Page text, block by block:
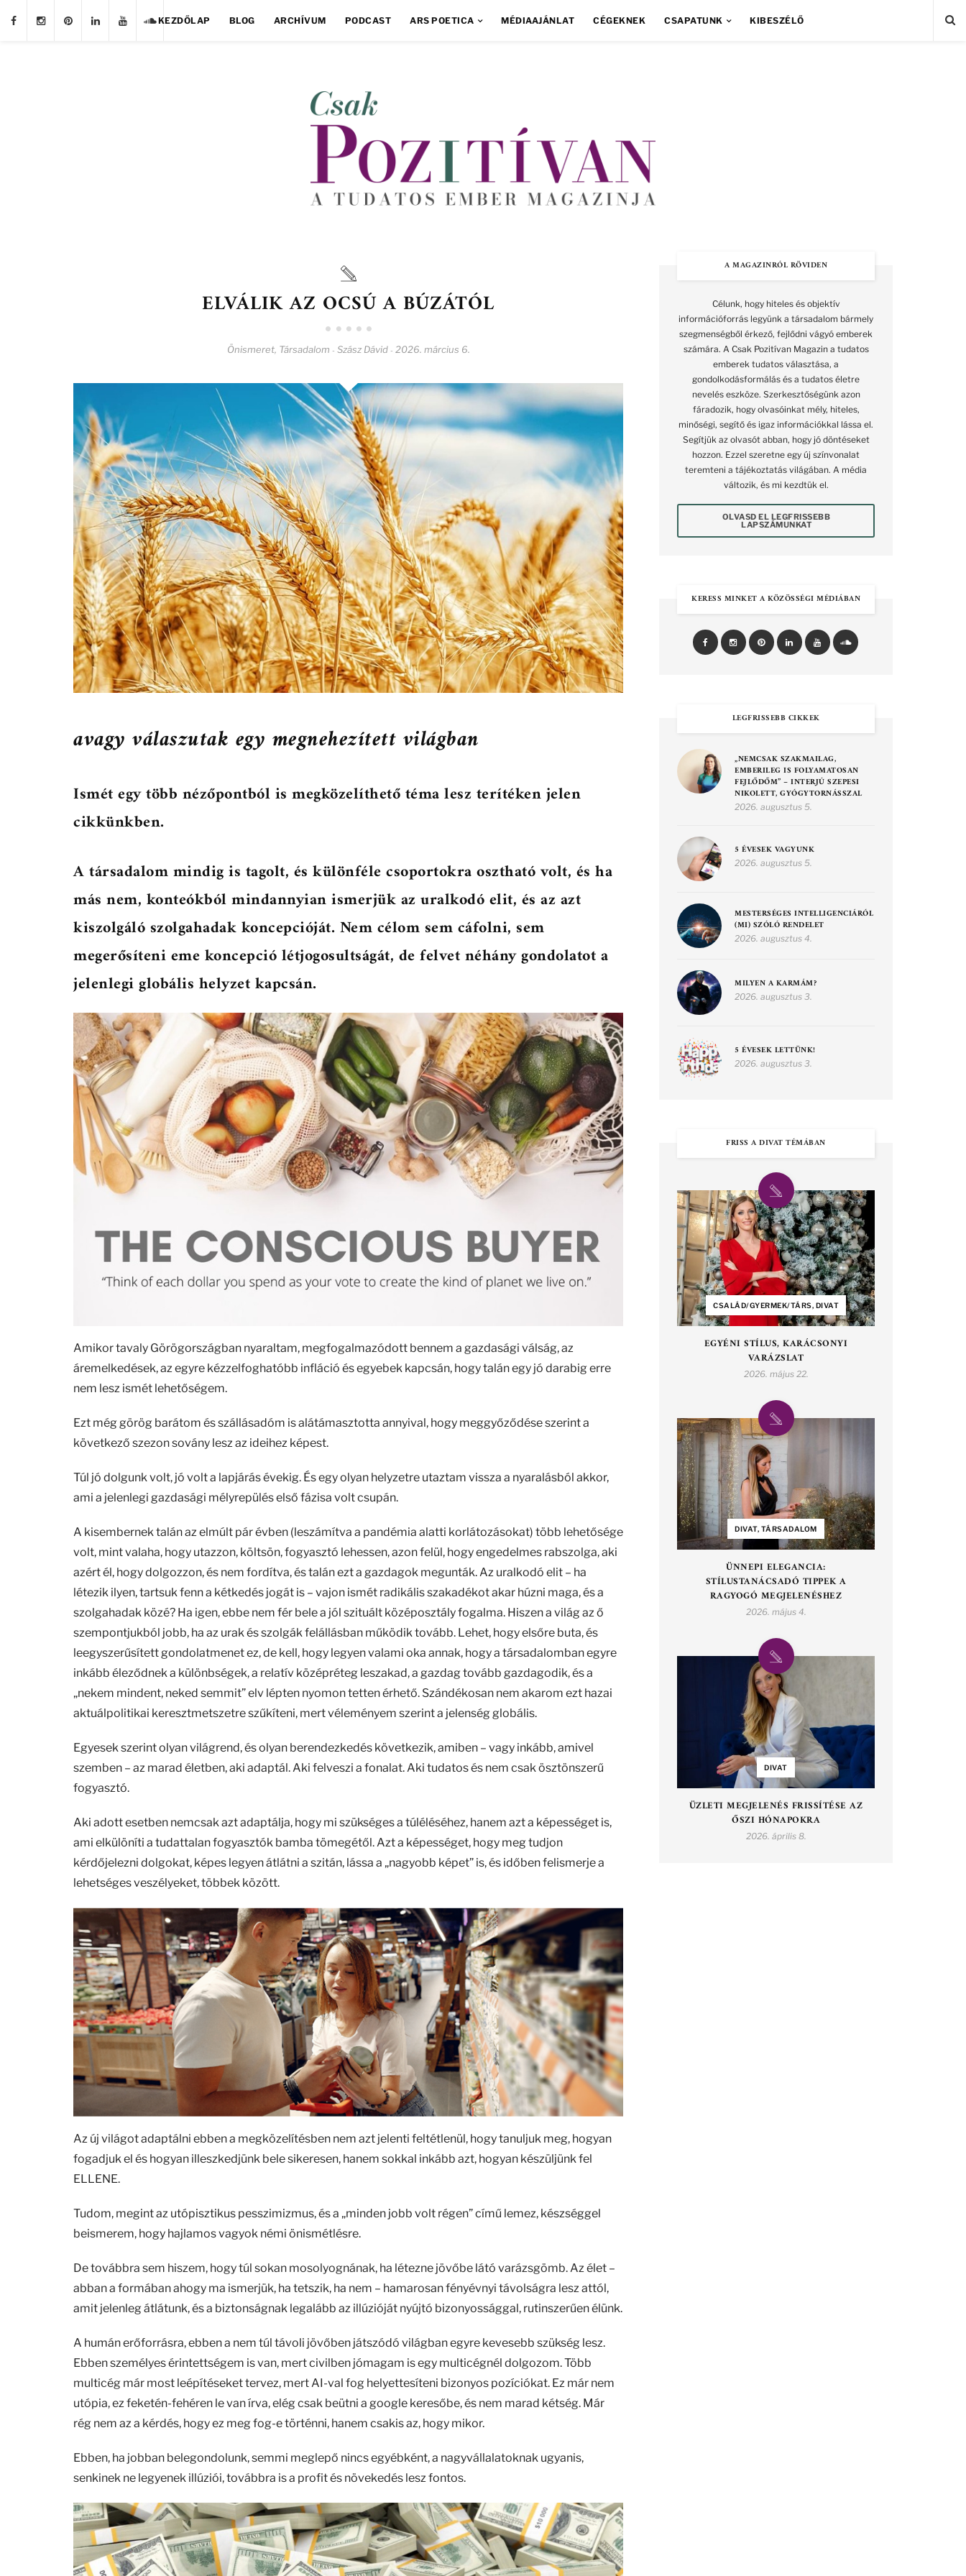
KEZDŐLAP BLOG ARCHÍVUM PODCAST ARS POETICA MÉDIAAJÁNLAT CÉGEKNEK CSAPATUNK KIBESZÉLŐ
ELVÁLIK AZ OCSÚ A BÚZÁTÓL
Önismeret, Társadalom - Szász Dávid - 2026. március 6.
avagy válaszutak egy megnehezített világban
Ismét egy több nézőpontból is megközelíthető téma lesz terítéken jelen
cikkünkben.
A társadalom mindig is tagolt, és különféle csoportokra osztható volt, és ha
más nem, konteókból mindannyian ismerjük az uralkodó elit, és az azt
kiszolgáló szolgahadak koncepcióját. Nem célom sem cáfolni, sem
megerősíteni eme koncepció létjogosultságát, de felvet néhány gondolatot a
jelenlegi globális helyzet kapcsán.
Amikor tavaly Görögországban nyaraltam, megfogalmazódott bennem a gazdasági válság, az
áremelkedések, az egyre kézzelfoghatóbb infláció és egyebek kapcsán, hogy talán egy jó darabig erre
nem lesz ismét lehetőségem.
Ezt még görög barátom és szállásadóm is alátámasztotta annyival, hogy meggyőződése szerint a
következő szezon sovány lesz az ideihez képest.
Túl jó dolgunk volt, jó volt a lapjárás évekig. És egy olyan helyzetre utaztam vissza a nyaralásból akkor,
ami a jelenlegi gazdasági mélyrepülés első fázisa volt csupán.
A kisembernek talán az elmúlt pár évben (leszámítva a pandémia alatti korlátozásokat) több lehetősége
volt, mint valaha, hogy utazzon, költsön, fogyasztó lehessen, azon felül, hogy engedelmes rabszolga, aki
azért él, hogy dolgozzon, és nem fordítva, és talán ezt a gazdagok megunták. Az uralkodó elit – ha
létezik ilyen, tartsuk fenn a kétkedés jogát is – vajon ismét radikális szakadékot akar húzni maga, és a
szolgahadak közé? Ha igen, ebbe nem fér bele a jól szituált középosztály fogalma. Hiszen a világ az ő
szempontjukból jobb, ha az urak és szolgák felállásban működik tovább. Lehet, hogy elsőre buta, és
leegyszerűsített gondolatmenet ez, de kell, hogy legyen valami oka annak, hogy a társadalomban egyre
inkább éleződnek a különbségek, a relatív középréteg leszakad, a gazdag tovább gazdagodik, és a
„nekem mindent, neked semmit” elv lépten nyomon tetten érhető. Szándékosan nem akarom ezt hazai
aktuálpolitikai keresztmetszetre szűkíteni, mert véleményem szerint a jelenség globális.
Egyesek szerint olyan világrend, és olyan berendezkedés következik, amiben – vagy inkább, amivel
szemben – az marad életben, aki adaptál. Aki felveszi a fonalat. Aki tudatos és nem csak ösztönszerű
fogyasztó.
Aki adott esetben nemcsak azt adaptálja, hogy mi szükséges a túléléséhez, hanem azt a képességet is,
ami elkülöníti a tudattalan fogyasztók bamba tömegétől. Azt a képességet, hogy meg tudjon
kérdőjelezni dolgokat, képes legyen átlátni a szitán, lássa a „nagyobb képet” is, és időben felismerje a
lehetséges veszélyeket, többek között.
Az új világot adaptálni ebben a megközelítésben nem azt jelenti feltétlenül, hogy tanuljuk meg, hogyan
fogadjuk el és hogyan illeszkedjünk bele sikeresen, hanem sokkal inkább azt, hogyan készüljünk fel
ELLENE.
Tudom, megint az utópisztikus pesszimizmus, és a „minden jobb volt régen” című lemez, készséggel
beismerem, hogy hajlamos vagyok némi önismétlésre.
De továbbra sem hiszem, hogy túl sokan mosolyognának, ha létezne jövőbe látó varázsgömb. Az élet –
abban a formában ahogy ma ismerjük, ha tetszik, ha nem – hamarosan fényévnyi távolságra lesz attól,
amit jelenleg átlátunk, és a biztonságnak legalább az illúzióját nyújtó bizonyossággal, rutinszerűen élünk.
A humán erőforrásra, ebben a nem túl távoli jövőben játszódó világban egyre kevesebb szükség lesz.
Ebben személyes érintettségem is van, mert civilben jómagam is egy multicégnél dolgozom. Több
multicég már most leépítéseket tervez, mert AI-val fog helyettesíteni bizonyos pozíciókat. Ez már nem
utópia, ez feketén-fehéren le van írva, elég csak beütni a google keresőbe, és nem marad kétség. Már
rég nem az a kérdés, hogy ez meg fog-e történni, hanem csakis az, hogy mikor.
Ebben, ha jobban belegondolunk, semmi meglepő nincs egyébként, a nagyvállalatoknak ugyanis,
senkinek ne legyenek illúziói, továbbra is a profit és növekedés lesz fontos.
A MAGAZINRÓL RÖVIDEN
Célunk, hogy hiteles és objektív
információforrás legyünk a társadalom bármely
szegmenségből érkező, fejlődni vágyó emberek
számára. A Csak Pozitívan Magazin a tudatos
emberek tudatos választása, a
gondolkodásformálás és a tudatos életre
nevelés eszköze. Szerkesztőségünk azon
fáradozik, hogy olvasóinkat mély, hiteles,
minőségi, segítő és igaz információkkal lássa el.
Segítjük az olvasót abban, hogy jó döntéseket
hozzon. Ezzel szeretne egy új színvonalat
teremteni a tájékoztatás világában. A média
változik, és mi kezdtük el.
OLVASD EL LEGFRISSEBB
LAPSZÁMUNKAT
KERESS MINKET A KÖZÖSSÉGI MÉDIÁBAN
LEGFRISSEBB CIKKEK
„NEMCSAK SZAKMAILAG,
EMBERILEG IS FOLYAMATOSAN
FEJLŐDŐM” – INTERJÚ SZEPESI
NIKOLETT, GYÓGYTORNÁSSZAL
2026. augusztus 5.
5 ÉVESEK VAGYUNK
2026. augusztus 5.
MESTERSÉGES INTELLIGENCIÁRÓL
(MI) SZÓLÓ RENDELET
2026. augusztus 4.
MILYEN A KARMÁM?
2026. augusztus 3.
5 ÉVESEK LETTÜNK!
2026. augusztus 3.
FRISS A DIVAT TÉMÁBAN
CSALÁD/GYERMEK/TÁRS, DIVAT
EGYÉNI STÍLUS, KARÁCSONYI
VARÁZSLAT
2026. május 22.
DIVAT, TÁRSADALOM
ÜNNEPI ELEGANCIA:
STÍLUSTANÁCSADÓ TIPPEK A
RAGYOGÓ MEGJELENÉSHEZ
2026. május 4.
DIVAT
ÜZLETI MEGJELENÉS FRISSÍTÉSE AZ
ŐSZI HÓNAPOKRA
2026. április 8.